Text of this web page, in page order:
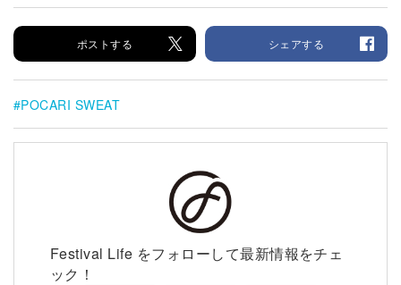
ポストする シェアする
POCARI SWEAT
Festival Life をフォローして最新情報をチェ
ック！